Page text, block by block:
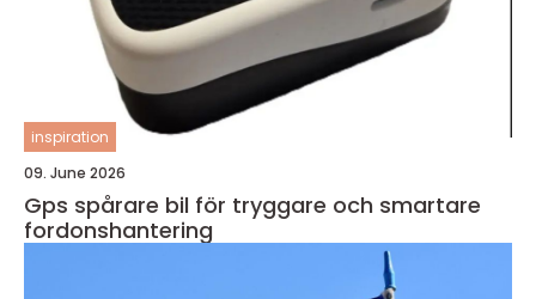
inspiration
09. June 2026
Gps spårare bil för tryggare och smartare
fordonshantering